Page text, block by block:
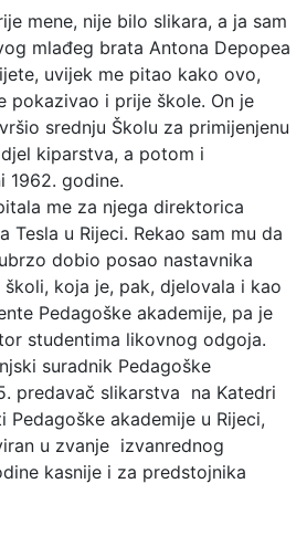
mene, nije bilo slikara, a ja sam
mlađeg brata Antona Depopea
uvijek me pitao kako ovo,
pokazivao i prije škole. On je
srednju Školu za primijenjenu
kiparstva, a potom i
1962. godine.
me za njega direktorica
Tesla u Rijeci. Rekao sam mu da
dobio posao nastavnika
koja je, pak, djelovala i kao
Pedagoške akademije, pa je
studentima likovnog odgoja.
suradnik Pedagoške
predavač slikarstva na Katedri
Pedagoške akademije u Rijeci,
u zvanje izvanrednog
kasnije i za predstojnika